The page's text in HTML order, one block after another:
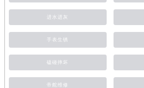
进水进灰
手表生锈
磕碰摔坏
帝舵维修